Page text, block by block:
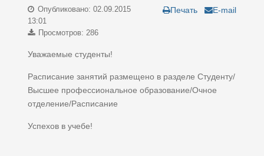
Печать E-mail
Опубликовано: 02.09.2015
13:01
Просмотров: 286
Уважаемые студенты!
Расписание занятий размещено в разделе Студенту/
Высшее профессиональное образование/Очное
отделение/Расписание
Успехов в учебе!